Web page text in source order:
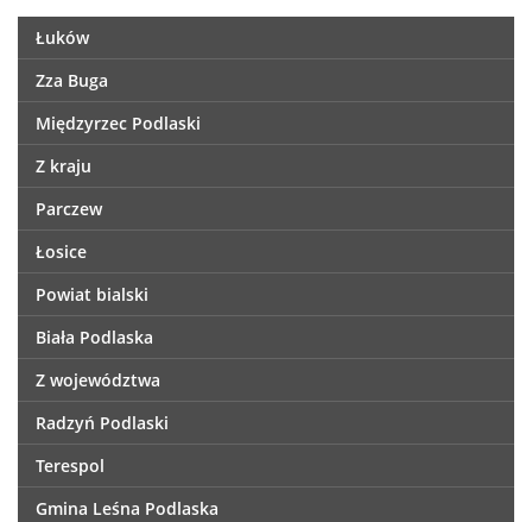
Łuków
Zza Buga
Międzyrzec Podlaski
Z kraju
Parczew
Łosice
Powiat bialski
Biała Podlaska
Z województwa
Radzyń Podlaski
Terespol
Gmina Leśna Podlaska